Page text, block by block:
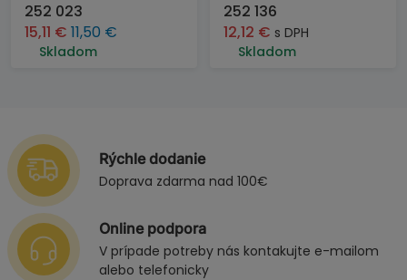
252 023
15,11 € 11,50 €
Skladom
252 136
12,12 € s DPH
Skladom
Rýchle dodanie
Doprava zdarma nad 100€
Online podpora
V prípade potreby nás kontakujte e-mailom
alebo telefonicky